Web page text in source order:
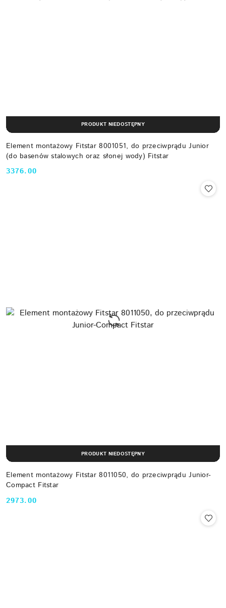
Element montażowy Fitstar 8001051, do przeciwprądu Junior
(do basenów stalowych oraz słonej wody) Fitstar
Cena:
3376.00
PRODUKT NIEDOSTĘPNY
Element montażowy Fitstar 8011050, do przeciwprądu Junior-
Compact Fitstar
Cena:
2973.00
PRODUKT NIEDOSTĘPNY